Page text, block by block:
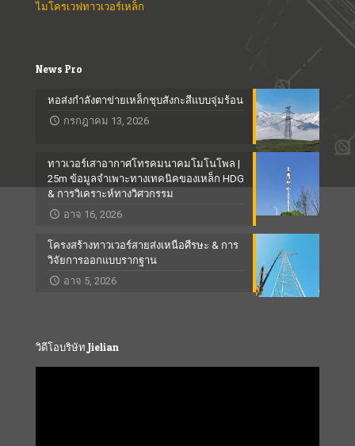
ไมโครเวฟทาวเวอร์เหล็ก
News Pro
หอส่งกำลังตาข่ายเหล็กชุบสังกะสีแบบจุ่มร้อน
กรกฎาคม 13, 2026
ทาวเวอร์เสาอากาศโทรคมนาคมโมโนโพล |
25m ข้อมูลจำเพาะทางเทคนิคของเหล็ก HDG
& การวิเคราะห์ทางวิศวกรรม
อาจ 16, 2026
โครงสร้างทาวเวอร์สายส่งเหนือศีรษะ & การ
วิจัยการออกแบบรากฐาน
อาจ 5, 2026
วิดีโอบริษัท Jielian